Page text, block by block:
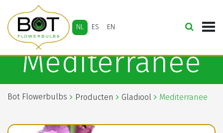
NL ES EN
Mediterranee
Bot Flowerbulbs Producten Gladiool Mediterranee